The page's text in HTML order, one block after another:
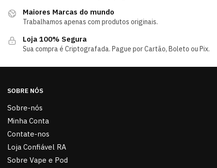
Maiores Marcas do mundo
Trabalhamos apenas com produtos originais.
Loja 100% Segura
Sua compra é Criptografada. Pague por Cartão, Boleto ou Pix.
SOBRE NÓS
Sobre-nós
Minha Conta
Contate-nos
Loja Confiável RA
Sobre Vape e Pod